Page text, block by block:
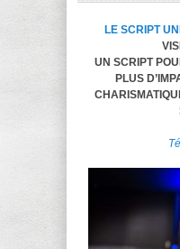
LE SCRIPT
UN SCRIPT
PLUS